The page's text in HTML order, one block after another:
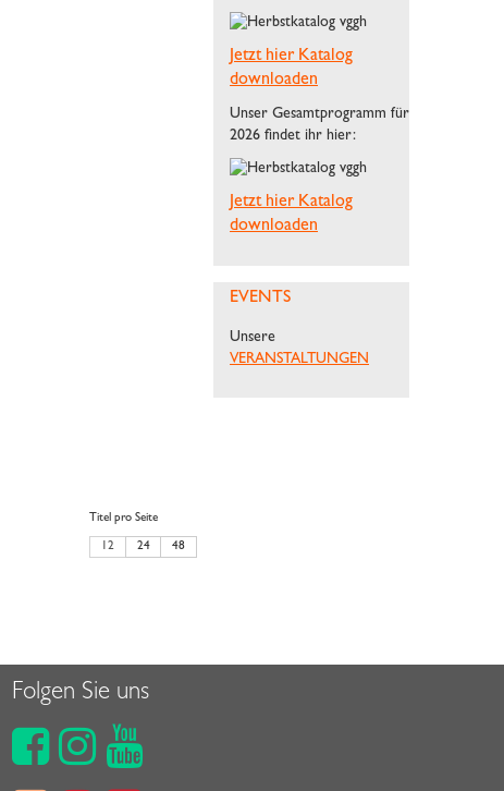
Titel pro Seite
12 24 48
Jetzt hier Katalog
downloaden
Unser Gesamtprogramm für
2026 findet ihr hier:
Jetzt hier Katalog
downloaden
EVENTS
Unsere
VERANSTALTUNGEN
Folgen Sie uns
  